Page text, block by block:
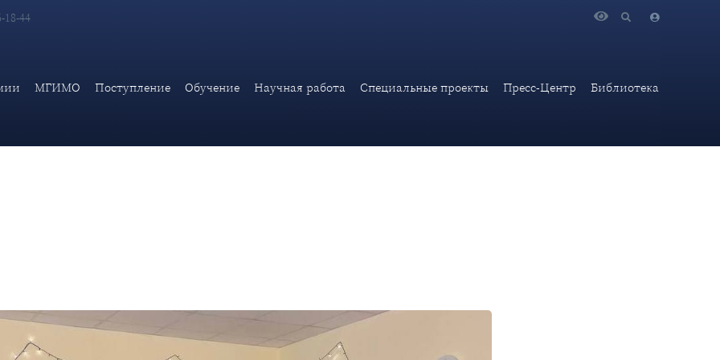
18-44
МГИМО Поступление Обучение Научная работа Специальные проекты Пресс-Центр Библиотека